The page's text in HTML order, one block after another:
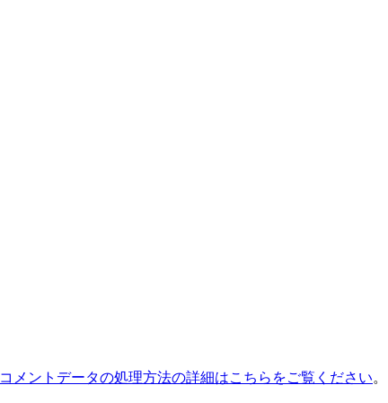
コメントデータの処理方法の詳細はこちらをご覧ください。